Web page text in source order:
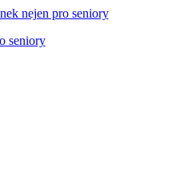
nejen pro seniory